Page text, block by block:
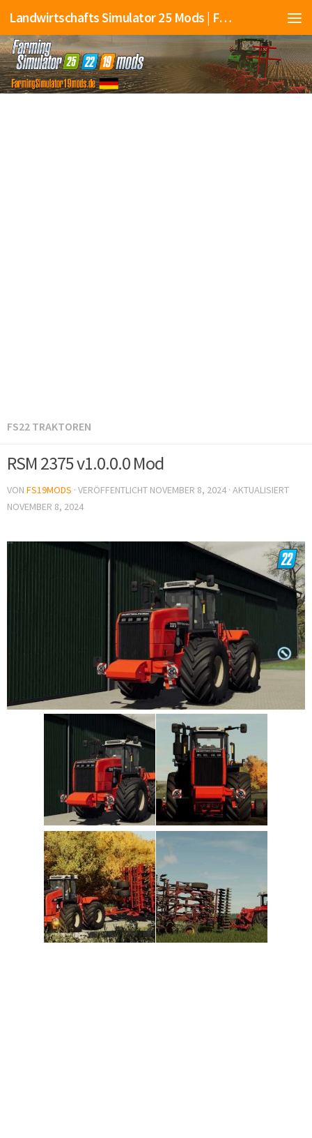
Landwirtschafts Simulator 25 Mods | Farming Simulator 25 Mods | FS25 Mods
FS22 TRAKTOREN
RSM 2375 v1.0.0.0 Mod
VON FS19MODS · VERÖFFENTLICHT NOVEMBER 8, 2024 · AKTUALISIERT
NOVEMBER 8, 2024